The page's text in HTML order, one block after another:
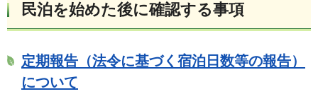
民泊を始めた後に確認する事項
定期報告（法令に基づく宿泊日数等の報告）
について